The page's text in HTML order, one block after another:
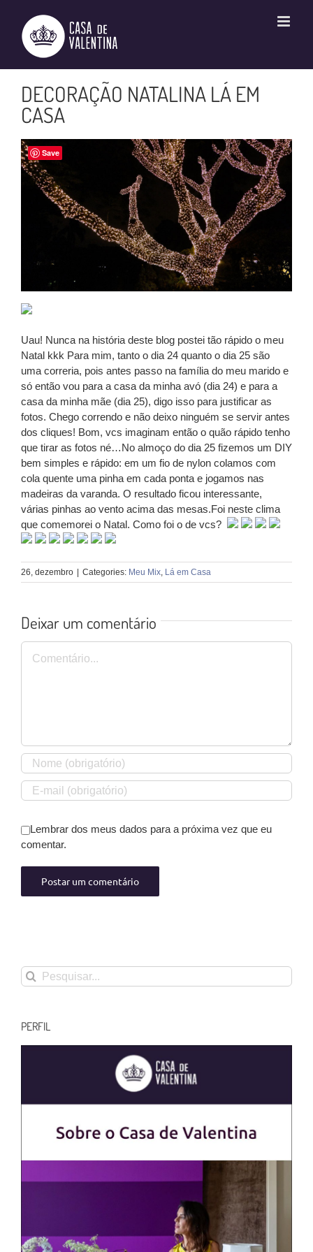
conteúdo
DECORAÇÃO NATALINA LÁ EM
CASA
Uau! Nunca na história deste blog postei tão rápido o meu
Natal kkk Para mim, tanto o dia 24 quanto o dia 25 são
uma correria, pois antes passo na família do meu marido e
só então vou para a casa da minha avó (dia 24) e para a
casa da minha mãe (dia 25), digo isso para justificar as
fotos. Chego correndo e não deixo ninguém se servir antes
dos cliques! Bom, vcs imaginam então o quão rápido tenho
que tirar as fotos né…No almoço do dia 25 fizemos um DIY
bem simples e rápido: em um fio de nylon colamos com
cola quente uma pinha em cada ponta e jogamos nas
madeiras da varanda. O resultado ficou interessante,
várias pinhas ao vento acima das mesas.Foi neste clima
que comemorei o Natal. Como foi o de vcs?
26, dezembro Categories: Meu Mix, Lá em Casa
Deixar um comentário
Comentário
Lembrar dos meus dados para a próxima vez que eu
comentar.
Buscar
resultados
PERFIL
Save